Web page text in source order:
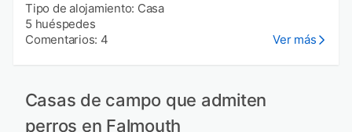
Tipo de alojamiento: Casa
5 huéspedes
Comentarios: 4
Ver más
Casas de campo que admiten
perros en Falmouth